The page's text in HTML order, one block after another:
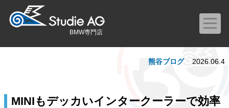
BMW専門店
MINIもデッカいインタークーラーで効率
熊谷ブログ 2026.06.4